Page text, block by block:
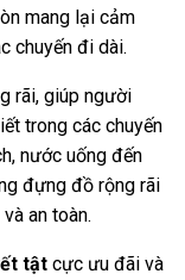
mang lại cảm
chuyến đi dài.
rãi, giúp người
trong các chuyến
nước uống đến
đựng đồ rộng rãi
an toàn.
tật cực ưu đãi và